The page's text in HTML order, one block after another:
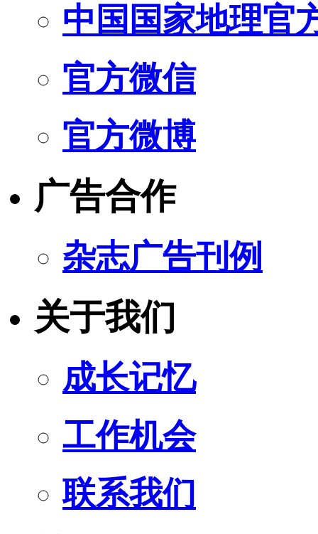
中国国家地理官
官方微信
官方微博
广告合作
杂志广告刊例
关于我们
成长记忆
工作机会
联系我们